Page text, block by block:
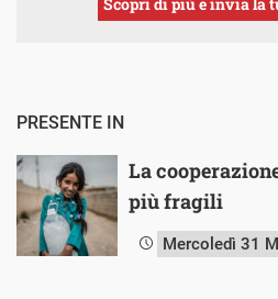
PRESENTE IN
La
più fragili
Mercoledì 31